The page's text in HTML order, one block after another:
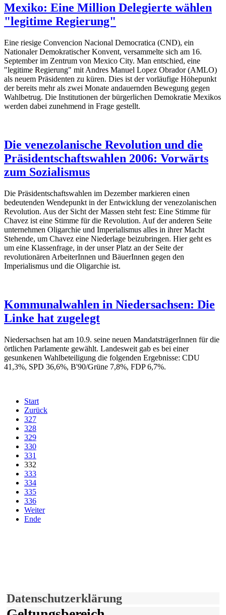
Mexiko: Eine Million Delegierte wählen
"legitime Regierung"
Eine riesige Convencion Nacional Democratica (CND), ein
Nationaler Demokratischer Konvent, versammelte sich am 16.
September im Zentrum von Mexico City. Man entschied, eine
"legitime Regierung" mit Andres Manuel Lopez Obrador (AMLO)
als neuem Präsidenten zu küren. Dies ist der vorläufige Höhepunkt
der bereits mehr als zwei Monate andauernden Bewegung gegen
Wahlbetrug. Die Institutionen der bürgerlichen Demokratie Mexikos
werden dabei zunehmend in Frage gestellt.
Die venezolanische Revolution und die
Präsidentschaftswahlen 2006: Vorwärts
zum Sozialismus
Die Präsidentschaftswahlen im Dezember markieren einen
bedeutenden Wendepunkt in der Entwicklung der venezolanischen
Revolution. Aus der Sicht der Massen steht fest: Eine Stimme für
Chavez ist eine Stimme für die Revolution. Auf der anderen Seite
unternehmen Oligarchie und Imperialismus alles in ihrer Macht
Stehende, um Chavez eine Niederlage beizubringen. Hier geht es
um eine Klassenfrage, in der unser Platz an der Seite der
revolutionären ArbeiterInnen und BäuerInnen gegen den
Imperialismus und die Oligarchie ist.
Kommunalwahlen in Niedersachsen: Die
Linke hat zugelegt
Niedersachsen hat am 10.9. seine neuen MandatsträgerInnen für die
örtlichen Parlamente gewählt. Landesweit gab es bei einer
gesunkenen Wahlbeteiligung die folgenden Ergebnisse: CDU
41,3%, SPD 36,6%, B'90/Grüne 7,8%, FDP 6,7%.
Start
Zurück
327
328
329
330
331
332
333
334
335
336
Weiter
Ende
Datenschutzerklärung